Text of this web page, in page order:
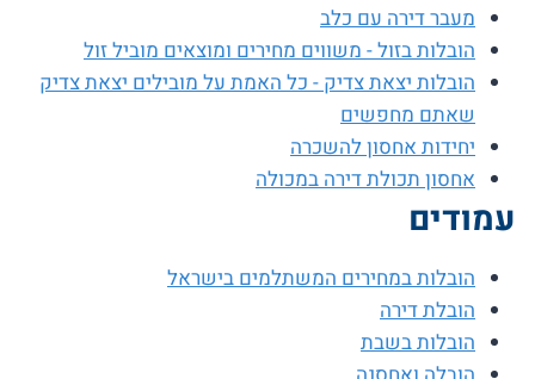
מעבר דירה עם כלב
הובלות בזול - משווים מחירים ומוצאים מוביל זול
הובלות יצאת צדיק - כל האמת על מובילים יצאת צדיק
שאתם מחפשים
יחידות אחסון להשכרה
אחסון תכולת דירה במכולה
עמודים
הובלות במחירים המשתלמים בישראל
הובלת דירה
הובלות בשבת